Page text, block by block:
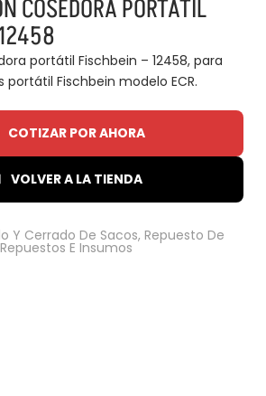
COSEDORA PORTÁTIL
portátil Fischbein – 12458, para
Fischbein modelo ECR.
COTIZAR POR AHORA
VOLVER A LA TIENDA
Y Cerrado De Sacos, Repuesto De
Repuestos E Insumos